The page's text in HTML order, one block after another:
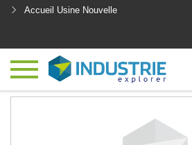
Accueil Usine Nouvelle